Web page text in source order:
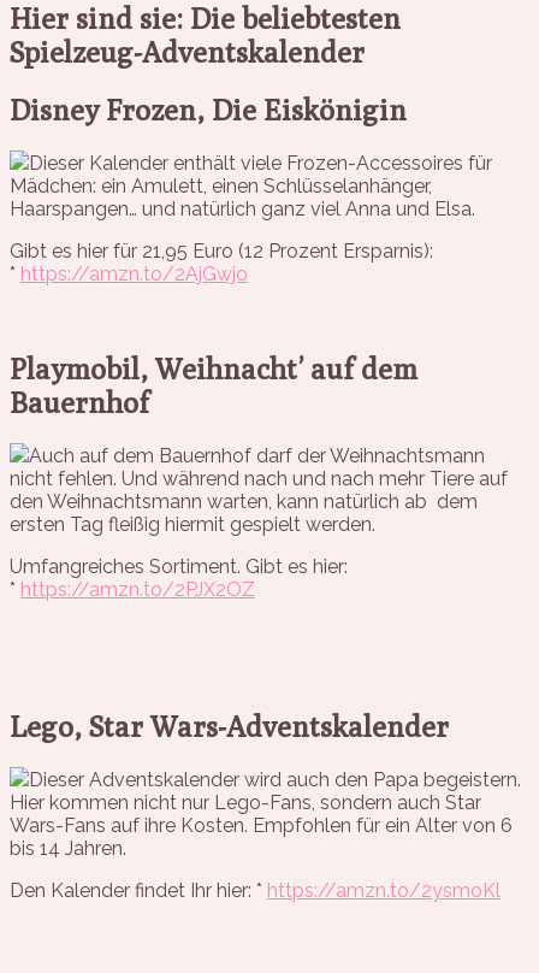
Hier sind sie: Die beliebtesten
Spielzeug-Adventskalender
Disney Frozen, Die Eiskönigin
Dieser Kalender enthält viele Frozen-Accessoires für
Mädchen: ein Amulett, einen Schlüsselanhänger,
Haarspangen… und natürlich ganz viel Anna und Elsa.
Gibt es hier für 21,95 Euro (12 Prozent Ersparnis):
* https://amzn.to/2AjGwjo
Playmobil, Weihnacht’ auf dem
Bauernhof
Auch auf dem Bauernhof darf der Weihnachtsmann
nicht fehlen. Und während nach und nach mehr Tiere auf
den Weihnachtsmann warten, kann natürlich ab dem
ersten Tag fleißig hiermit gespielt werden.
Umfangreiches Sortiment. Gibt es hier:
* https://amzn.to/2PJX2OZ
Lego, Star Wars-Adventskalender
Dieser Adventskalender wird auch den Papa begeistern.
Hier kommen nicht nur Lego-Fans, sondern auch Star
Wars-Fans auf ihre Kosten. Empfohlen für ein Alter von 6
bis 14 Jahren.
Den Kalender findet Ihr hier: * https://amzn.to/2ysmoKl